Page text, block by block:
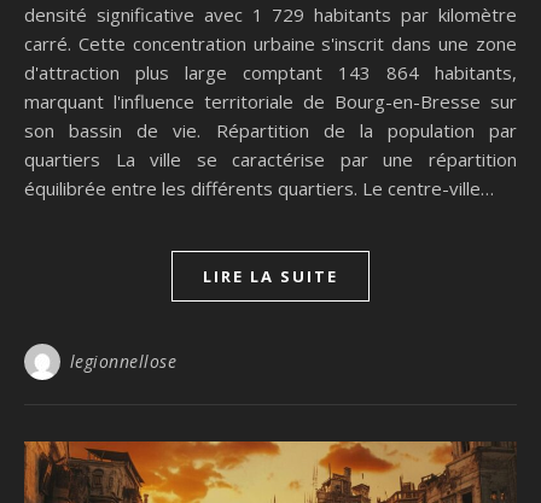
densité significative avec 1 729 habitants par kilomètre
carré. Cette concentration urbaine s'inscrit dans une zone
d'attraction plus large comptant 143 864 habitants,
marquant l'influence territoriale de Bourg-en-Bresse sur
son bassin de vie. Répartition de la population par
quartiers La ville se caractérise par une répartition
équilibrée entre les différents quartiers. Le centre-ville…
LIRE LA SUITE
legionnellose